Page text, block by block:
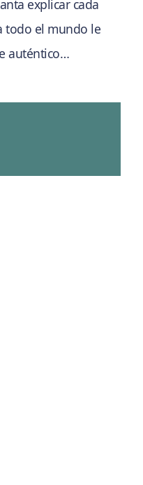
explicar cada
todo el mundo le
auténtico…